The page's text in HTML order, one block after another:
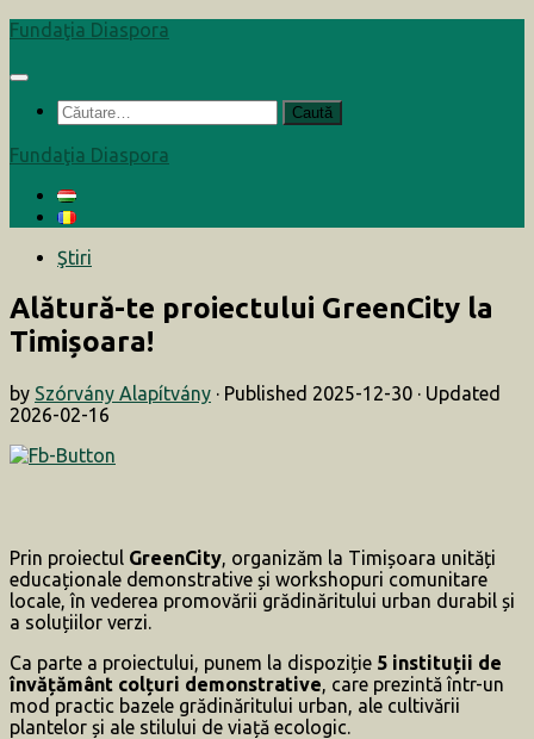
Skip
content
Fundaţia Diaspora
Caută
după:
Fundaţia Diaspora
Ştiri
Alătură-te proiectului GreenCity la
Timișoara!
by Szórvány Alapítvány · Published 2025-12-30 · Updated
2026-02-16
Prin proiectul GreenCity, organizăm la Timișoara unități
educaționale demonstrative și workshopuri comunitare
locale, în vederea promovării grădinăritului urban durabil și
a soluțiilor verzi.
Ca parte a proiectului, punem la dispoziție 5 instituții de
învățământ colțuri demonstrative, care prezintă într-un
mod practic bazele grădinăritului urban, ale cultivării
plantelor și ale stilului de viață ecologic.